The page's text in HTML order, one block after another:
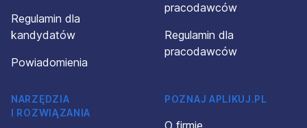
Regulamin dla
kandydatów
Powiadomienia
pracodawców
Regulamin dla
pracodawców
NARZĘDZIA
I ROZWIĄZANIA
POZNAJ APLIKUJ.PL